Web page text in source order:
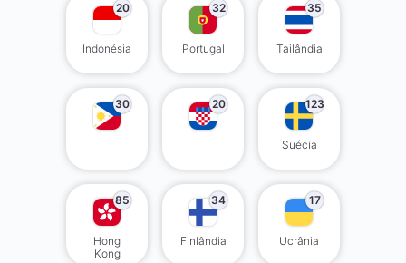
20
Indonésia
32
Portugal
35
Tailândia
30 20 123
Suécia
85
Hong
Kong
34
Finlândia
17
Ucrânia